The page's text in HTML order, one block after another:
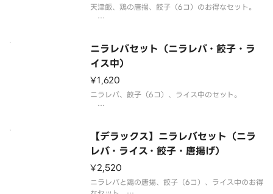
天津飯、鶏の唐揚、餃子（6コ）のお得なセット。
※天津飯はかに風味かまぼこを使用しています。
※品質保持の観点から、揚げ物類に付け合せており
【バイオマススプーン】もしくは【プ
ニラレバセット（ニラレバ・餃子・ラ
イス中）
¥1,620
ニラレバ、餃子（6コ）、ライス中のセット。
【デラックス】ニラレバセット（ニラ
レバ・ライス・餃子・唐揚げ）
¥2,520
ニラレバと鶏の唐揚、餃子（6コ）、ライス中のお得